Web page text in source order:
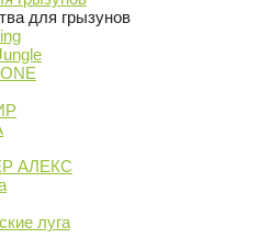
для грызунов
АЛЕКС
луга